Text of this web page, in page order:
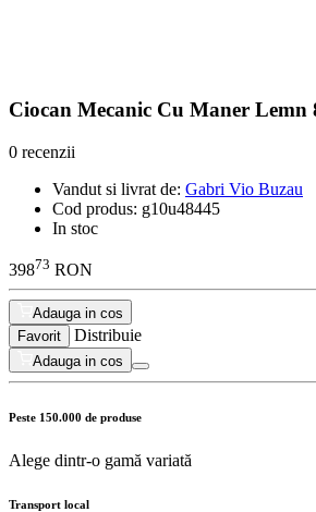
Ciocan Mecanic Cu Maner Lemn
0 recenzii
Vandut si livrat de: Gabri Vio Buzau
Cod produs: g10u48445
In stoc
39873 RON
Adauga in cos
Favorit
Distribuie
Adauga in cos
Peste 150.000 de produse
Alege dintr-o gamă variată
Transport local